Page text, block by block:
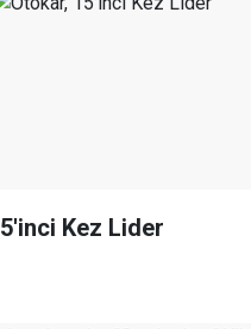
Kez Lider